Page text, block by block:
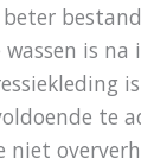
is
te
niet